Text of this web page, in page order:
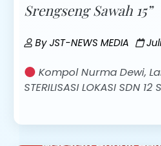
Srengseng Sawah 15”
ByJST-NEWS MEDIA
Kompol Nurma Dewi,
STERILISASI LOKASI SDN